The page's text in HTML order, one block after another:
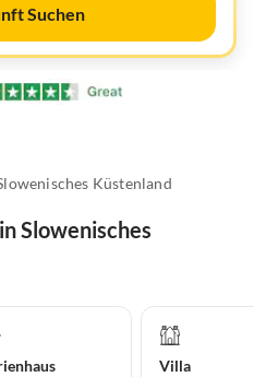
Suchen
Küstenland
Slowenisches
Villa